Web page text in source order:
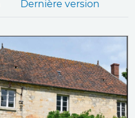
Dernière version